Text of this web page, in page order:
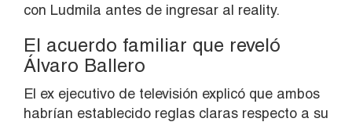
con Ludmila antes de ingresar al reality.
El acuerdo familiar que reveló
Álvaro Ballero
El ex ejecutivo de televisión explicó que ambos
habrían establecido reglas claras respecto a su